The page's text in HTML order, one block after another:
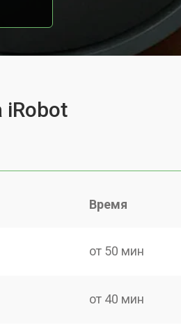
iRobot
Время
от 50 мин
от 40 мин